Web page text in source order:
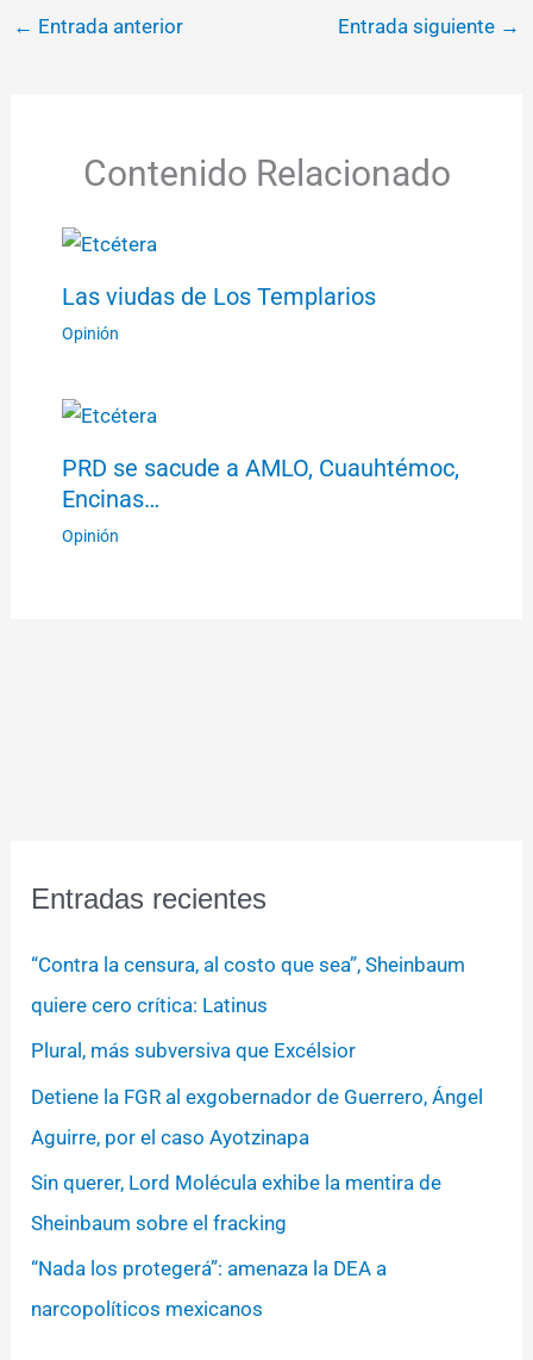
← Entrada anterior Entrada siguiente →
Contenido Relacionado
Las viudas de Los Templarios
Opinión
PRD se sacude a AMLO, Cuauhtémoc,
Encinas…
Opinión
Entradas recientes
“Contra la censura, al costo que sea”, Sheinbaum
quiere cero crítica: Latinus
Plural, más subversiva que Excélsior
Detiene la FGR al exgobernador de Guerrero, Ángel
Aguirre, por el caso Ayotzinapa
Sin querer, Lord Molécula exhibe la mentira de
Sheinbaum sobre el fracking
“Nada los protegerá”: amenaza la DEA a
narcopolíticos mexicanos